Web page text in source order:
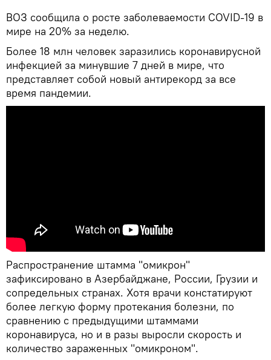
ВОЗ сообщила о росте заболеваемости COVID-19 в
мире на 20% за неделю.
Более 18 млн человек заразились коронавирусной
инфекцией за минувшие 7 дней в мире, что
представляет собой новый антирекорд за все
время пандемии.
Распространение штамма "омикрон"
зафиксировано в Азербайджане, России, Грузии и
сопредельных странах. Хотя врачи констатируют
более легкую форму протекания болезни, по
сравнению с предыдущими штаммами
коронавируса, но и в разы выросли скорость и
количество зараженных "омикроном".